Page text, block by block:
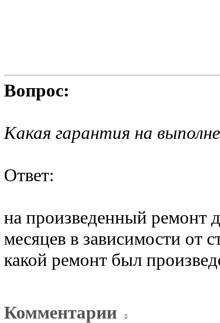
Вопрос:
Какая гарантия на
Ответ:
на произведенный ремонт
месяцев в зависимости от
какой ремонт был
Комментарии